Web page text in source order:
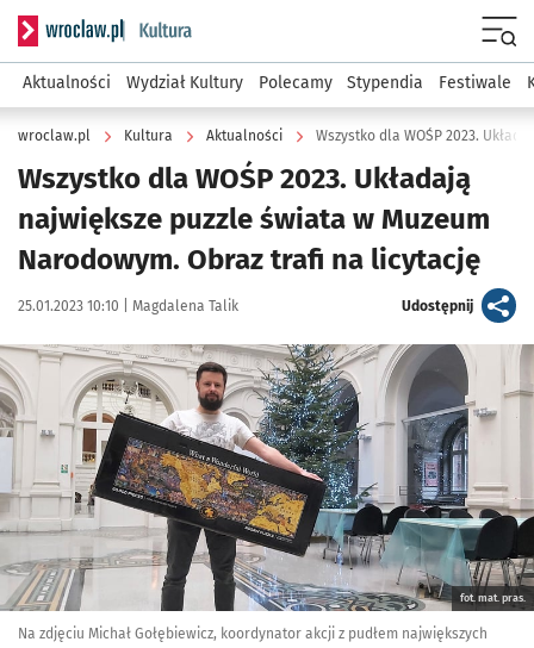
Serwis informacyjny wroclaw.pl podserwis: Kultura
Aktualności Wydział Kultury Polecamy Stypendia Festiwale
wroclaw.pl Kultura Aktualności
Wszystko dla WOŚP 2023. Układają
największe puzzle świata w Muzeum
Narodowym. Obraz trafi na licytację
Data publikacji:
25.01.2023 10:10 | Autor:
Magdalena Talik Udostępnijartykuł
Kliknij, aby powiększyć
fot. mat. pras.
Na zdjęciu Michał Gołębiewicz, koordynator akcji z pudłem największych